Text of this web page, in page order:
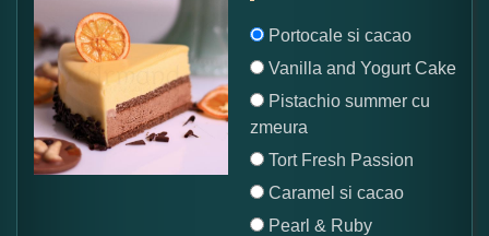
Portocale si cacao
Vanilla and Yogurt Cake
Pistachio summer cu
zmeura
Tort Fresh Passion
Caramel si cacao
Pearl & Ruby